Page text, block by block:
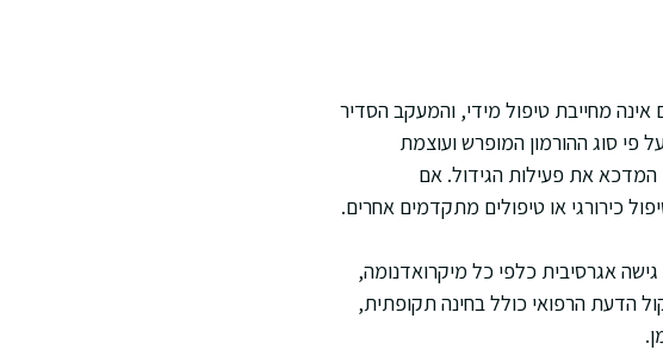
מחייבת טיפול מידי, והמעקב הסדיר
פי סוג ההורמון המופרש ועוצמת
המדכא את פעילות הגידול. אם
כירורגי או טיפולים מתקדמים אחרים.
אגרסיבית כלפי כל מיקרואדנומה,
הדעת הרפואי כולל בחינה תקופתית,